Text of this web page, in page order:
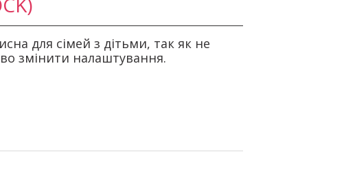
для сімей з дітьми, так як не
змінити налаштування.